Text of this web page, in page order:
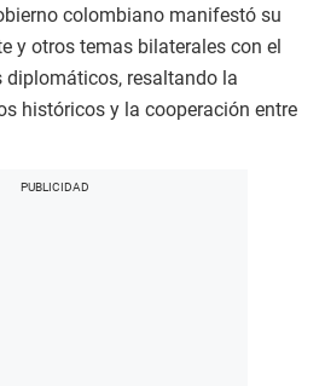
colombiano manifestó su
y otros temas bilaterales con el
diplomáticos, resaltando la
históricos y la cooperación entre